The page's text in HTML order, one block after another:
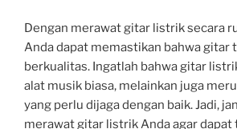
Dengan merawat gitar listrik secara
Anda dapat memastikan bahwa gitar
berkualitas. Ingatlah bahwa gitar
alat musik biasa, melainkan juga
yang perlu dijaga dengan baik. Jadi,
merawat gitar listrik Anda agar dapat